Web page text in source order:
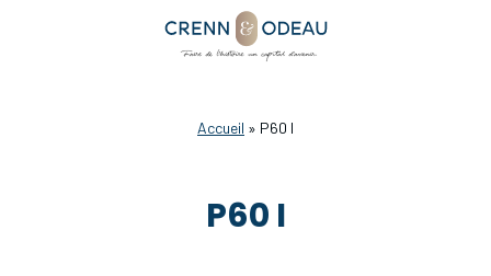
Accueil » P60 I
P60 I